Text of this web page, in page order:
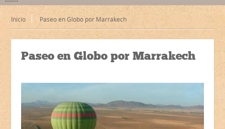
Inicio Paseo en Globo por Marrakech
Paseo en Globo por Marrakech